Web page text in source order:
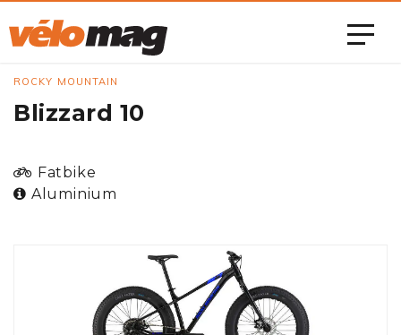
ROCKY MOUNTAIN
Blizzard 10
Fatbike
Aluminium